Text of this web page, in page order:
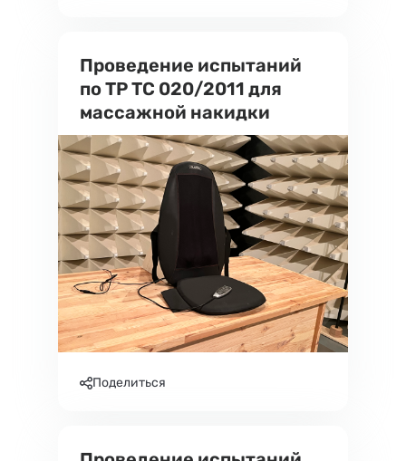
Проведение испытаний
по ТР ТС 020/2011 для
массажной накидки
Поделиться